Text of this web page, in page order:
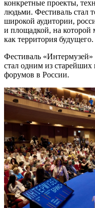
конкретные проекты,
людьми. Фестиваль стал
широкой аудитории,
и площадкой, на которой
как территория будущего.
Фестиваль «Интермузей»
стал одним из
форумов в России.